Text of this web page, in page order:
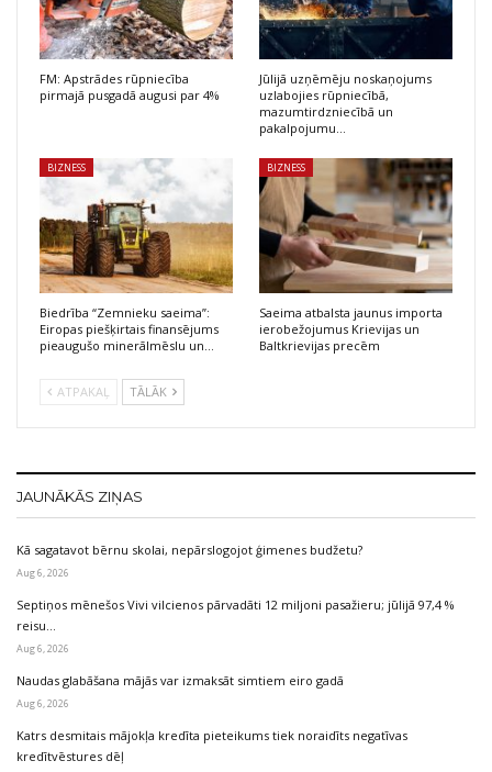
FM: Apstrādes rūpniecība
pirmajā pusgadā augusi par 4%
Jūlijā uzņēmēju noskaņojums
uzlabojies rūpniecībā,
mazumtirdzniecībā un
pakalpojumu…
BIZNESS
Biedrība “Zemnieku saeima”:
Eiropas piešķirtais finansējums
pieaugušo minerālmēslu un…
BIZNESS
Saeima atbalsta jaunus importa
ierobežojumus Krievijas un
Baltkrievijas precēm
ATPAKAĻ TĀLĀK
JAUNĀKĀS ZIŅAS
Kā sagatavot bērnu skolai, nepārslogojot ģimenes budžetu?
Aug 6, 2026
Septiņos mēnešos Vivi vilcienos pārvadāti 12 miljoni pasažieru; jūlijā 97,4 %
reisu…
Aug 6, 2026
Naudas glabāšana mājās var izmaksāt simtiem eiro gadā
Aug 6, 2026
Katrs desmitais mājokļa kredīta pieteikums tiek noraidīts negatīvas
kredītvēstures dēļ